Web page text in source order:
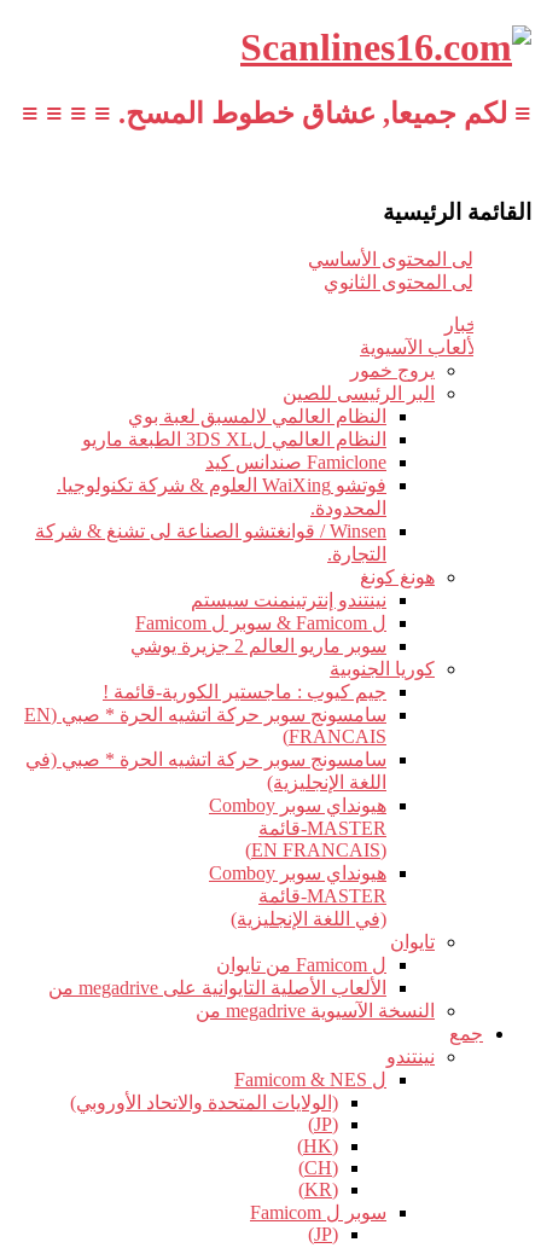
≡ لكم جميعا, عشاق خطوط المسح. ≡ ≡ ≡ ≡
القائمة الرئيسية
تخطي إلى المحتوى الأساسي
تخطي إلى المحتوى الثانوي
أخبار
الألعاب الآسيوية
يروج خمور
البر الرئيسى للصين
النظام العالمي لالمسبق لعبة بوي
النظام العالمي ل3DS XL الطبعة ماريو
Famiclone صندانس كيد
فوتشو WaiXing العلوم & شركة تكنولوجيا.
المحدودة.
Winsen / قوانغتشو الصناعة لى تشنغ & شركة
التجارة.
هونغ كونغ
نينتندو إنترتينمنت سيستم
ل Famicom & سوبر ل Famicom
سوبر ماريو العالم 2 جزيرة يوشي
كوريا الجنوبية
جيم كيوب : ماجستير الكورية-قائمة !
سامسونج سوبر حركة اتشيه الحرة * صبي (EN
FRANCAIS)
سامسونج سوبر حركة اتشيه الحرة * صبي (في
اللغة الإنجليزية)
هيونداي سوبر Comboy
MASTER-قائمة
(EN FRANCAIS)
هيونداي سوبر Comboy
MASTER-قائمة
(في اللغة الإنجليزية)
تايوان
ل Famicom من تايوان
الألعاب الأصلية التايوانية على megadrive من
النسخة الآسيوية megadrive من
جمع
نينتندو
ل Famicom & NES
(الولايات المتحدة والاتحاد الأوروبي)
(JP)
(HK)
(CH)
(KR)
سوبر ل Famicom
(JP)